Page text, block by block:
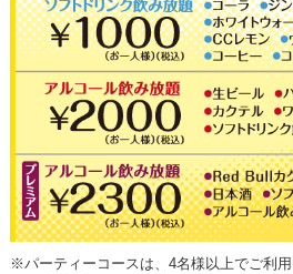
※パーティーコースは、4名様以上でご利